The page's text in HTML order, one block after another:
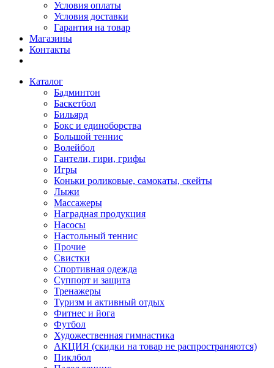
Условия оплаты
Условия доставки
Гарантия на товар
Магазины
Контакты
Каталог
Бадминтон
Баскетбол
Бильярд
Бокс и единоборства
Большой теннис
Волейбол
Гантели, гири, грифы
Игры
Коньки роликовые, самокаты, скейты
Лыжи
Массажеры
Наградная продукция
Насосы
Настольный теннис
Прочие
Свистки
Спортивная одежда
Суппорт и защита
Тренажеры
Туризм и активный отдых
Фитнес и йога
Футбол
Художественная гимнастика
АКЦИЯ (скидки на товар не распространяются)
Пиклбол